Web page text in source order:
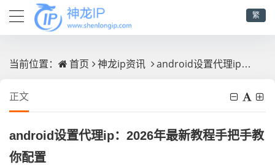
繁
当前位置： 首页 神龙ip资讯 android设置代理ip：2026年最新教程手把手教你配置
正文
android设置代理ip：2026年最新教程手把手教
你配置